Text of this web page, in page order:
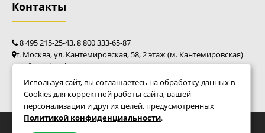
деревьев в садах и приусадебных участках. Классическая
модель с крупными зубьями, позволяющими сократить
длительную остроту и срок службы пилы. Эргономичная
рукоятка комфортно ложится в руку и исключает
скольжение. Высокоуглеродистая японская сталь Высокое
содержание углерода обеспечивает высокую твердость:
59 HRC по шкале Роквелла. Это на 20-25% выше многих
аналогов. Такая твердость поз...
Контакты
8 495 215-25-43, 8 800 333-65-87
г. Москва, ул. Кантемировская, 58, 2 этаж (м. Кантемировская)
info@caim-shop.ru
пн - пт: 10:00 - 20:00
сб - вс: 10:00 - 18:00
© Фирменный магазин Caiman 2010 - 2026
Используя сайт, вы соглашаетесь на обработку данных в
Cookies для корректной работы сайта, вашей
персонализации и других целей, предусмотренных
Политикой конфиденциальности.